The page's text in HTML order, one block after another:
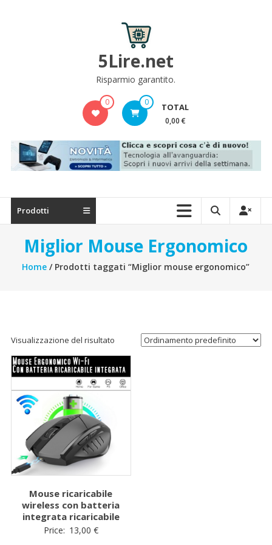
5Lire.net
Risparmio garantito.
0 0 TOTAL
0,00 €
Prodotti
Miglior Mouse Ergonomico
Home / Prodotti taggati “Miglior mouse ergonomico”
Visualizzazione del risultato
Mouse ricaricabile
wireless con batteria
integrata ricaricabile
Price: 13,00 €